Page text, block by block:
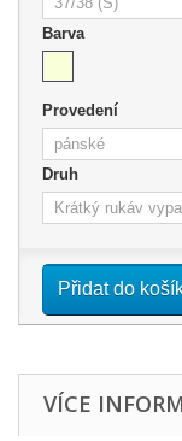
Barva
Provedení
Druh
Přidat do
VÍCE